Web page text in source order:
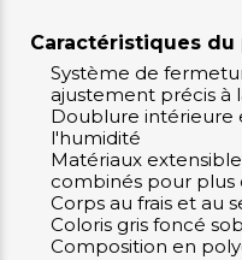
Caractéristiques
Système de
ajustement précis à
Doublure intérieure
l'humidité
Matériaux
combinés pour plus
Corps au frais et au
Coloris gris foncé
Composition en